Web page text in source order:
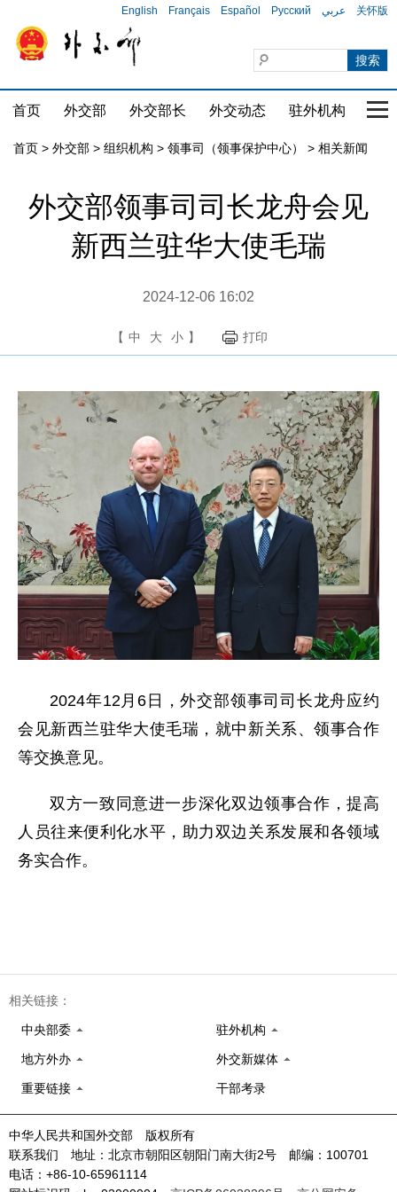
English Français Español Русский عربي 关怀版
首页 外交部 外交部长 外交动态 驻外机构 国
首页 > 外交部 > 组织机构 > 领事司（领事保护中心） > 相关新闻
外交部领事司司长龙舟会见
新西兰驻华大使毛瑞
2024-12-06 16:02
【 中 大 小 】 打印
2024年12月6日，外交部领事司司长龙舟应约
会见新西兰驻华大使毛瑞，就中新关系、领事合作
等交换意见。
双方一致同意进一步深化双边领事合作，提高
人员往来便利化水平，助力双边关系发展和各领域
务实合作。
相关链接：
中央部委 驻外机构
地方外办 外交新媒体
重要链接 干部考录
中华人民共和国外交部 版权所有
联系我们 地址：北京市朝阳区朝阳门南大街2号 邮编：100701
电话：+86-10-65961114